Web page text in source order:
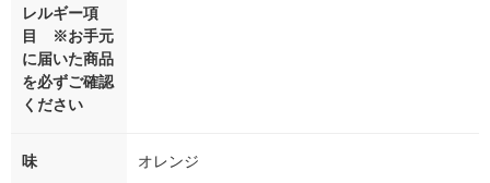
レルギー項
目 ※お手元
に届いた商品
を必ずご確認
ください
味 オレンジ